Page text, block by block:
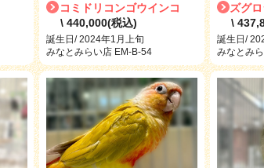
コミドリコンゴウインコ
\ 440,000(税込)
誕生日/ 2024年1月上旬
みなとみらい店 EM-B-54
ズグ
\
誕生日/
みなとみ